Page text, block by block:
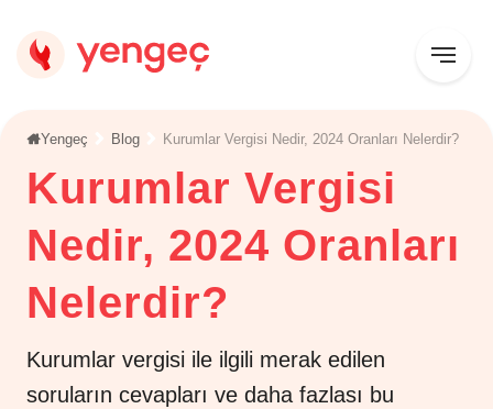
Yengeç Blog Kurumlar Vergisi Nedir, 2024 Oranları Nelerdir?
Kurumlar Vergisi
Nedir, 2024 Oranları
Nelerdir?
Kurumlar vergisi ile ilgili merak edilen
soruların cevapları ve daha fazlası bu